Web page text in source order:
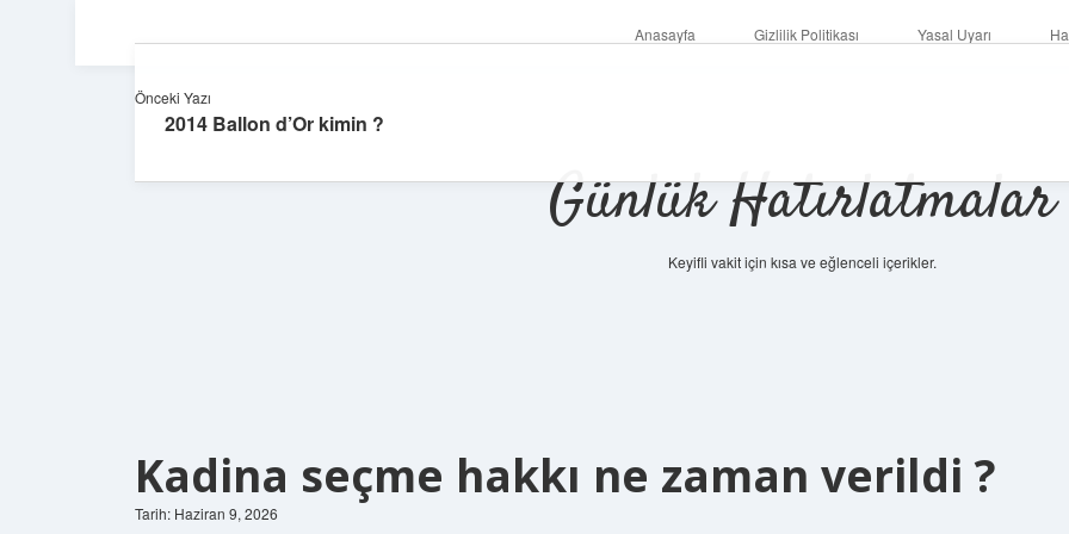
Anasayfa Gizlilik Politikası Yasal Uyarı
Günlük Hatırlatmalar
Keyifli vakit için kısa ve eğlenceli içerikler.
Kadina seçme hakkı ne zaman verildi ?
Tarih: Haziran 9, 2026
Önceki Yazı
2014 Ballon d’Or kimin ?